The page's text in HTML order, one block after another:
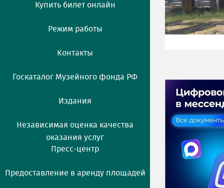
Купить билет онлайн
Режим работы
Контакты
Госкаталог Музейного фонда РФ
Издания
Независимая оценка качества
оказания услуг
Пресс-центр
Предоставление в аренду площадей